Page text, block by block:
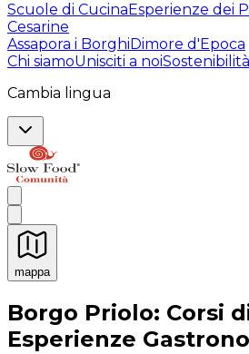
Scuole di CucinaEsperienze dei
Cesarine
Assapora i BorghiDimore d'Epoca
Chi siamoUnisciti a noiSostenibilità
Cambia lingua
mappa
Esperienze culinarie
Borgo Priolo: Corsi
Esperienze